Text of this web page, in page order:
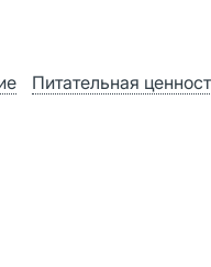
Питательная